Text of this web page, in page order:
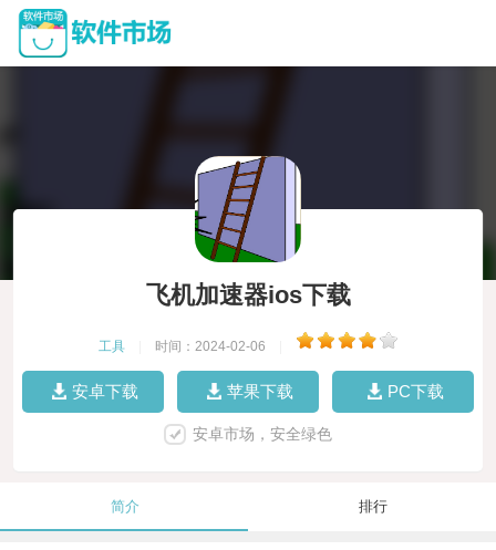
飞机加速器ios下载
工具 时间：2024-02-06
安卓下载 苹果下载 PC下载
安卓市场，安全绿色
简介 排行